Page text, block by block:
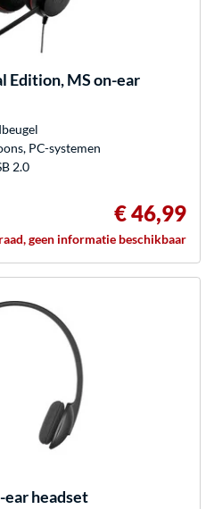
Edition, MS on-ear
PC-systemen
2.0
€ 46,99
geen informatie beschikbaar
ear headset